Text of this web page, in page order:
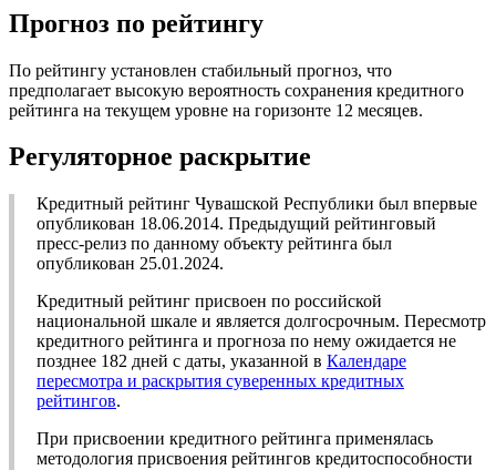
Прогноз по рейтингу
По рейтингу установлен стабильный прогноз, что
предполагает высокую вероятность сохранения кредитного
рейтинга на текущем уровне на горизонте 12 месяцев.
Регуляторное раскрытие
Кредитный рейтинг Чувашской Республики был впервые
опубликован 18.06.2014. Предыдущий рейтинговый
пресс-релиз по данному объекту рейтинга был
опубликован 25.01.2024.
Кредитный рейтинг присвоен по российской
национальной шкале и является долгосрочным. Пересмотр
кредитного рейтинга и прогноза по нему ожидается не
позднее 182 дней с даты, указанной в Календаре
пересмотра и раскрытия суверенных кредитных
рейтингов.
При присвоении кредитного рейтинга применялась
методология присвоения рейтингов кредитоспособности